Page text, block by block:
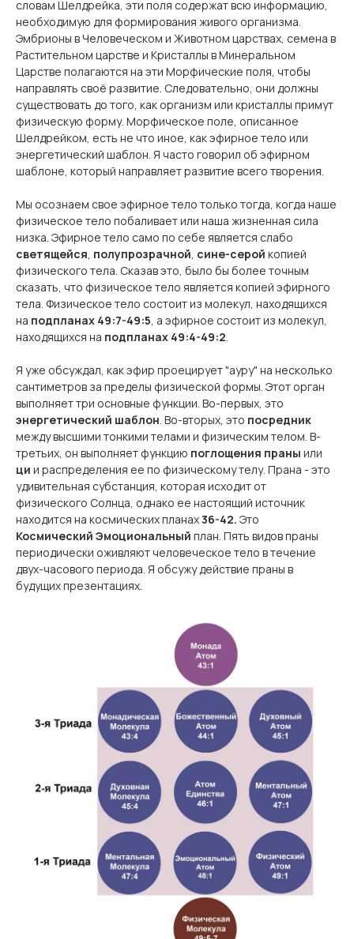
словам Шелдрейка, эти поля содержат всю информацию,
необходимую для формирования живого организма.
Эмбрионы в Человеческом и Животном царствах, семена в
Растительном царстве и Кристаллы в Минеральном
Царстве полагаются на эти Морфические поля, чтобы
направлять своё развитие. Следовательно, они должны
существовать до того, как организм или кристаллы примут
физическую форму. Морфическое поле, описанное
Шелдрейком, есть не что иное, как эфирное тело или
энергетический шаблон. Я часто говорил об эфирном
шаблоне, который направляет развитие всего творения.
Мы осознаем свое эфирное тело только тогда, когда наше
физическое тело побаливает или наша жизненная сила
низка. Эфирное тело само по себе является слабо
светящейся полупрозрачной сине-серой копией
физического тела. Сказав это, было бы более точным
сказать, что физическое тело является копией эфирного
тела. Физическое тело состоит из молекул, находящихся
на подпланах 49:7-49:5 , а эфирное состоит из молекул,
находящихся на подпланах 49:4-49:2
Я уже обсуждал, как эфир проецирует "ауру" на несколько
сантиметров за пределы физической формы. Этот орган
выполняет три основные функции. Во-первых, это
энергетический шаблон . Во-вторых, это посредник
между высшими тонкими телами и физическим телом. В-
третьих, он выполняет функцию поглощения праны или
ци и распределения ее по физическому телу. Прана - это
удивительная субстанция, которая исходит от
физического Солнца, однако ее настоящий источник
находится на космических планах36-42. Это
Космический Эмоциональный план. Пять видов праны
периодически оживляют человеческое тело в течение
двух-часового периода. Я обсужу действие праны в
будущих презентациях.